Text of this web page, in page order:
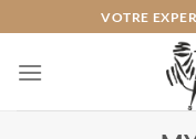
au
contenu
VOTRE